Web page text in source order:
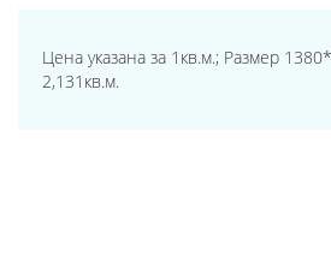
Цена указана за 1кв.м.; Размер
2,131кв.м.